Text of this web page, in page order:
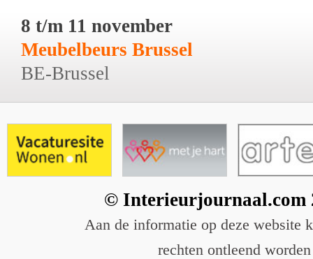
8 t/m 11 november
Meubelbeurs Brussel
BE-Brussel
© Interieurjournaal.com
Aan de informatie op deze website
rechten ontleend worden